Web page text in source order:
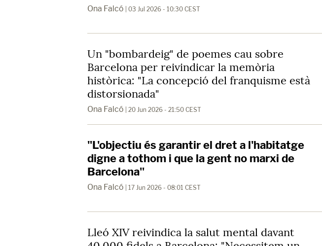
Ona Falcó | 03 Jul 2026 - 10:30 CEST
Un "bombardeig" de poemes cau sobre
Barcelona per reivindicar la memòria
històrica: "La concepció del franquisme està
distorsionada"
Ona Falcó | 20 Jun 2026 - 21:50 CEST
"L'objectiu és garantir el dret a l'habitatge
digne a tothom i que la gent no marxi de
Barcelona"
Ona Falcó | 17 Jun 2026 - 08:01 CEST
Lleó XIV reivindica la salut mental davant